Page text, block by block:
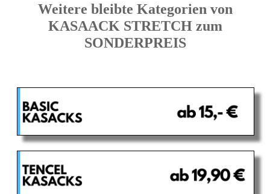
Weitere bleibte Kategorien von
KASAACK STRETCH zum
SONDERPREIS